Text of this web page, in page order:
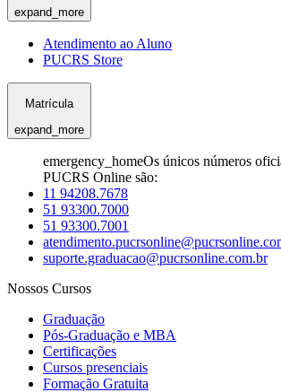
expand_more
Atendimento ao Aluno
PUCRS Store
Matrícula
expand_more
emergency_homeOs únicos números
PUCRS Online são:
11 94208.7678
51 93300.7000
51 93300.7001
suporte.graduacao@pucrsonline.com.br
Nossos Cursos
Graduação
Pós-Graduação e MBA
Certificações
Cursos presenciais
Formação Gratuita